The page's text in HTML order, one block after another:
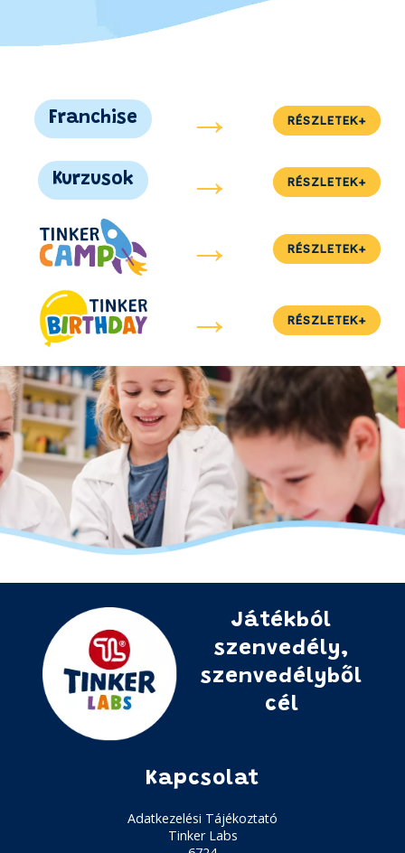
Franchise → RÉSZLETEK+
Kurzusok → RÉSZLETEK+
→ RÉSZLETEK+
→ RÉSZLETEK+
Játékból
szenvedély,
szenvedélyből
cél
Kapcsolat
Adatkezelési Tájékoztató
Tinker Labs